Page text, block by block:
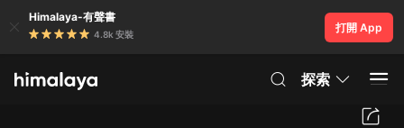
Himalaya-有聲書
4.8k 安裝
打開 App
探索